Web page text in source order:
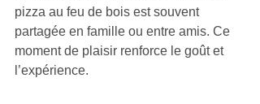
pizza au feu de bois est souvent
partagée en famille ou entre amis. Ce
moment de plaisir renforce le goût et
l’expérience.